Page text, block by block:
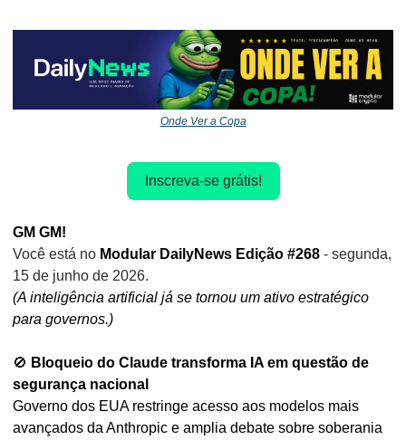
Onde Ver a Copa
Inscreva-se grátis!
GM GM!
Você está no Modular DailyNews Edição #268 - segunda,
15 de junho de 2026.
(A inteligência artificial já se tornou um ativo estratégico
para governos.)
🚫 Bloqueio do Claude transforma IA em questão de
segurança nacional
Governo dos EUA restringe acesso aos modelos mais
avançados da Anthropic e amplia debate sobre soberania